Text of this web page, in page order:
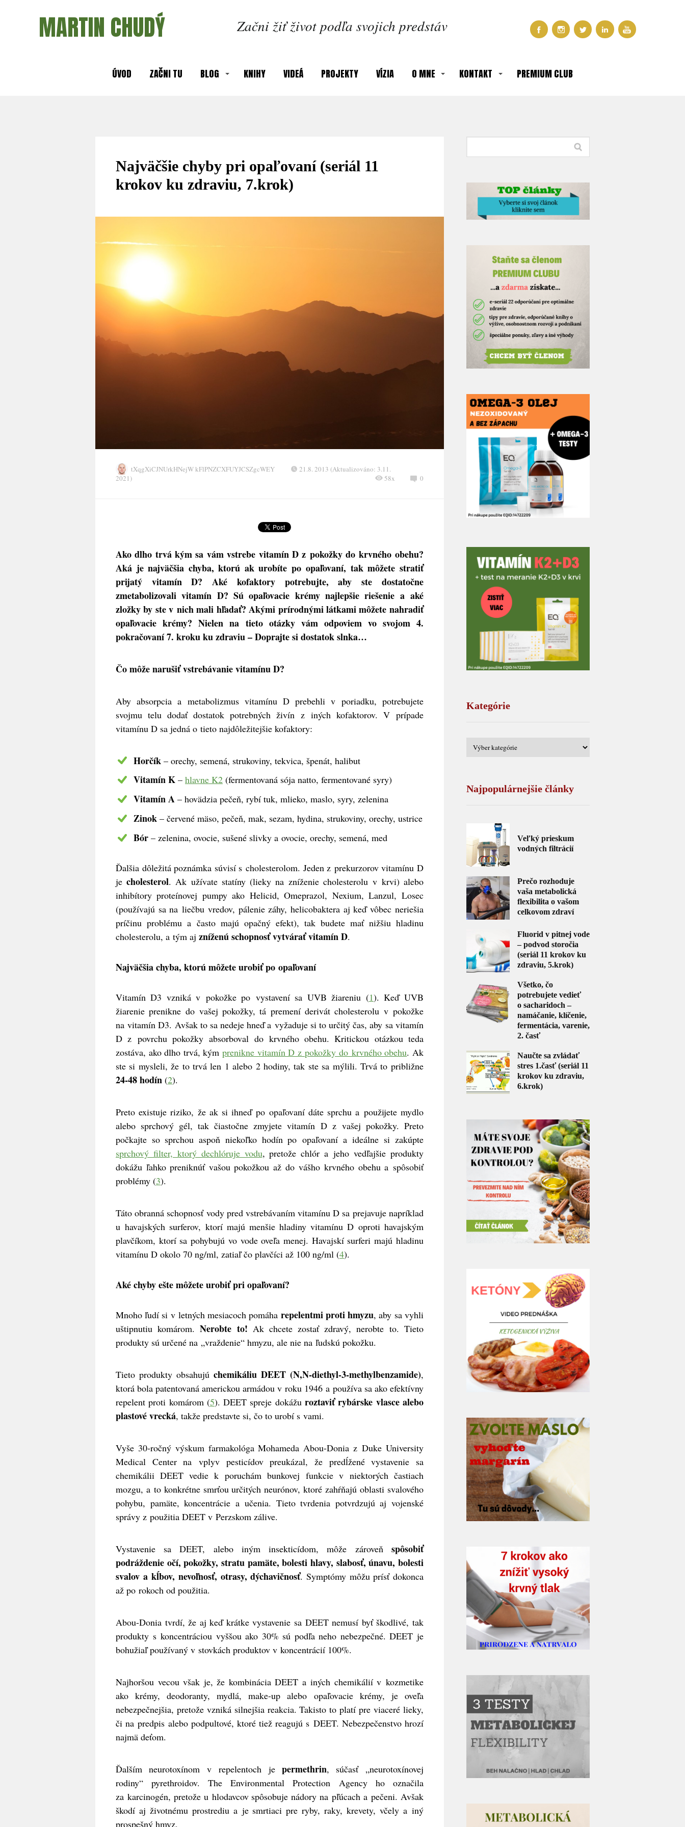
MARTIN CHUDÝ Začni žiť život podľa svojich predstáv
ÚVOD ZAČNI TU BLOG KNIHY VIDEÁ PROJEKTY VÍZIA O MNE KONTAKT PREMIUM CLUB
Najväčšie chyby pri opaľovaní (seriál 11
krokov ku zdraviu, 7.krok)
tXqgXiCJNUrkHNejW kFlPNZCXFUYJCSZgcWEY
21.8. 2013 (Aktualizováno: 3.11.
2021)
0
58x
Ako dlho trvá kým sa vám vstrebe vitamín D z pokožky do krvného obehu?
Aká je najväčšia chyba, ktorú ak urobíte po opaľovaní, tak môžete stratiť
prijatý vitamín D? Aké kofaktory potrebujte, aby ste dostatočne
zmetabolizovali vitamín D? Sú opaľovacie krémy najlepšie riešenie a aké
zložky by ste v nich mali hľadať? Akými prírodnými látkami môžete nahradiť
opaľovacie krémy? Nielen na tieto otázky vám odpoviem vo svojom 4.
pokračovaní 7. kroku ku zdraviu – Doprajte si dostatok slnka…
Čo môže narušiť vstrebávanie vitamínu D?
Aby absorpcia a metabolizmus vitamínu D prebehli v poriadku, potrebujete
svojmu telu dodať dostatok potrebných živín z iných kofaktorov. V prípade
vitamínu D sa jedná o tieto najdôležitejšie kofaktory:
Horčík – orechy, semená, strukoviny, tekvica, špenát, halibut
Vitamín K – hlavne K2 (fermentovaná sója natto, fermentované syry)
Vitamín A – hovädzia pečeň, rybí tuk, mlieko, maslo, syry, zelenina
Zinok – červené mäso, pečeň, mak, sezam, hydina, strukoviny, orechy, ustrice
Bór – zelenina, ovocie, sušené slivky a ovocie, orechy, semená, med
Ďalšia dôležitá poznámka súvisí s cholesterolom. Jeden z prekurzorov vitamínu D
jecholesterol. Ak užívate statíny (lieky na zníženie cholesterolu v krvi) alebo
inhibítory proteínovej pumpy ako Helicid, Omeprazol, Nexium, Lanzul, Losec
(používajú sa na liečbu vredov, pálenie záhy, helicobaktera aj keď vôbec neriešia
príčinu problému a často majú opačný efekt), tak budete mať nižšiu hladinu
cholesterolu, a tým aj zníženú schopnosť vytvárať vitamín D.
Najväčšia chyba, ktorú môžete urobiť po opaľovaní
Vitamín D3 vzniká v pokožke po vystavení sa UVB žiareniu (1). Keď UVB
žiarenie prenikne do vašej pokožky, tá premení derivát cholesterolu v pokožke
na vitamín D3. Avšak to sa nedeje hneď a vyžaduje si to určitý čas, aby sa vitamín
D z povrchu pokožky absorboval do krvného obehu. Kritickou otázkou teda
zostáva, ako dlho trvá, kýmprenikne vitamín D z pokožky do krvného obehu. Ak
ste si mysleli, že to trvá len 1 alebo 2 hodiny, tak ste sa mýlili. Trvá to približne
24-48 hodín (2).
Preto existuje riziko, že ak si ihneď po opaľovaní dáte sprchu a použijete mydlo
alebo sprchový gél, tak čiastočne zmyjete vitamín D z vašej pokožky. Preto
počkajte so sprchou aspoň niekoľko hodín po opaľovaní a ideálne si zakúpte
sprchový filter, ktorý dechlóruje vodu, pretože chlór a jeho vedľajšie produkty
dokážu ľahko preniknúť vašou pokožkou až do vášho krvného obehu a spôsobiť
problémy (3).
Táto obranná schopnosť vody pred vstrebávaním vitamínu D sa prejavuje napríklad
u havajských surferov, ktorí majú menšie hladiny vitamínu D oproti havajským
plavčíkom, ktorí sa pohybujú vo vode oveľa menej. Havajskí surferi majú hladinu
vitamínu D okolo 70 ng/ml, zatiaľ čo plavčíci až 100 ng/ml (4).
Aké chyby ešte môžete urobiť pri opaľovaní?
Mnoho ľudí si v letných mesiacoch pomáha repelentmi proti hmyzu, aby sa vyhli
uštipnutiu komárom.Nerobte to! Ak chcete zostať zdravý, nerobte to. Tieto
produkty sú určené na „vraždenie“ hmyzu, ale nie na ľudskú pokožku.
Tieto produkty obsahujú chemikáliu DEET (N,N-diethyl-3-methylbenzamide),
ktorá bola patentovaná americkou armádou v roku 1946 a používa sa ako efektívny
repelent proti komárom (5). DEET spreje dokážu roztaviť rybárske vlasce alebo
plastové vrecká, takže predstavte si, čo to urobí s vami.
Vyše 30-ročný výskum farmakológa Mohameda Abou-Donia z Duke University
Medical Center na vplyv pesticídov preukázal, že predĺžené vystavenie sa
chemikálii DEET vedie k poruchám bunkovej funkcie v niektorých častiach
mozgu, a to konkrétne smrťou určitých neurónov, ktoré zahŕňajú oblasti svalového
pohybu, pamäte, koncentrácie a učenia. Tieto tvrdenia potvrdzujú aj vojenské
správy z použitia DEET v Perzskom zálive.
Vystavenie sa DEET, alebo iným insekticídom, môže zároveň spôsobiť
podráždenie očí, pokožky, stratu pamäte, bolesti hlavy, slabosť, únavu, bolesti
svalov a kĺbov, nevoľnosť, otrasy, dýchavičnosť. Symptómy môžu prísť dokonca
až po rokoch od použitia.
Abou-Donia tvrdí, že aj keď krátke vystavenie sa DEET nemusí byť škodlivé, tak
produkty s koncentráciou vyššou ako 30% sú podľa neho nebezpečné. DEET je
bohužiaľ používaný v stovkách produktov v koncentrácií 100%.
Najhoršou vecou však je, že kombinácia DEET a iných chemikálií v kozmetike
ako krémy, deodoranty, mydlá, make-up alebo opaľovacie krémy, je oveľa
nebezpečnejšia, pretože vzniká silnejšia reakcia. Takisto to platí pre viaceré lieky,
či na predpis alebo podpultové, ktoré tiež reagujú s DEET. Nebezpečenstvo hrozí
najmä deťom.
Ďalším neurotoxínom v repelentoch jepermethrin, súčasť „neurotoxínovej
rodiny“ pyrethroidov. The Environmental Protection Agency ho označila
za karcinogén, pretože u hlodavcov spôsobuje nádory na pľúcach a pečeni. Avšak
škodí aj životnému prostrediu a je smrtiaci pre ryby, raky, krevety, včely a iný
prospešný hmyz.
Kategórie
Najpopulárnejšie články
Veľký prieskum
vodných filtrácií
Prečo rozhoduje
vaša metabolická
flexibilita o vašom
celkovom zdraví
Fluorid v pitnej vode
– podvod storočia
(seriál 11 krokov ku
zdraviu, 5.krok)
Všetko, čo
potrebujete vedieť
o sacharidoch –
namáčanie, klíčenie,
fermentácia, varenie,
2. časť
Naučte sa zvládať
stres 1.časť (seriál 11
krokov ku zdraviu,
6.krok)